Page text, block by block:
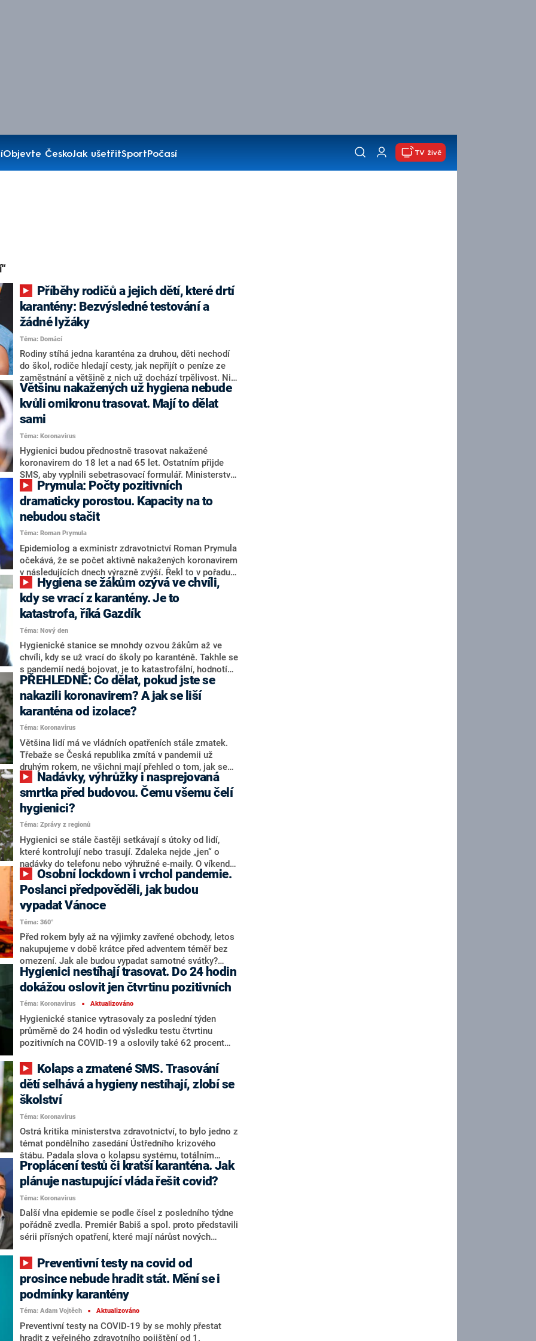
Objevte ČeskoJak ušetřitSportPočasí TV živě
karantény: Bezvýsledné testování a
žádné lyžáky
Téma: Domácí
Rodiny stíhá jedna karanténa za druhou, děti nechodí
do škol, rodiče hledají cesty, jak nepřijít o peníze ze
zaměstnání a většině z nich už dochází trpělivost. Nic
nefunguje a systém totálně selhává, shodují se
naštvaní rodiče a ptají se, k čemu je vlastně očkování,
když na něj nikdo nebere zřetel. Přinášíme vám mini
příběhy několika z vás, které ilustrují realitu těchto
dnů.
Většinu nakažených už hygiena nebude
kvůli omikronu trasovat. Mají to dělat
sami
Téma: Koronavirus
Hygienici budou přednostně trasovat nakažené
koronavirem do 18 let a nad 65 let. Ostatním přijde
SMS, aby vyplnili sebetrasovací formulář. Ministerstvo
zdravotnictví tak stanovilo prioritní skupiny pro případ
sílící vlny omikronu.
dramaticky porostou. Kapacity na to
nebudou stačit
Téma: Roman Prymula
Epidemiolog a exministr zdravotnictví Roman Prymula
očekává, že se počet aktivně nakažených koronavirem
v následujících dnech výrazně zvýší. Řekl to v pořadu
Nový den na CNN Prima NEWS. Nová vlna by ale podle
něj neměla mít dlouhého trvání díky proočkovanosti
třetí dávkou vakcíny.
kdy se vrací z karantény. Je to
katastrofa, říká Gazdík
Téma: Nový den
Hygienické stanice se mnohdy ozvou žákům až ve
chvíli, kdy se už vrací do školy po karanténě. Takhle se
s pandemií nedá bojovat, je to katastrofální, hodnotí
současný stav poslanec hnutí STAN a budoucí ministr
školství Petr Gazdík. Rovněž ho mrzí, že už se
nestihnou prodloužit vánoční prázdniny a že vláda v
demisi není nakloněna k dodatečnému testování dětí
ještě před svátky. V pořadu Nový den dodal, že s
končícím šéfem resortu školství Robertem Plagou (za
ANO) má v plánu po nástupu nového kabinetu
spolupracovat.
PŘEHLEDNĚ: Co dělat, pokud jste se
nakazili koronavirem? A jak se liší
karanténa od izolace?
Téma: Koronavirus
Většina lidí má ve vládních opatřeních stále zmatek.
Třebaže se Česká republika zmítá v pandemii už
druhým rokem, ne všichni mají přehled o tom, jak se
vlastně při nákaze koronavirem zachovat. Komu
zavolat a jak se nahlásit? Jaká pravidla platí pro
očkované, u kterých vyjde pozitivních test na covid? A
jaký je rozdíl mezi karanténou a izolací? Redakce
CNN Prima NEWS pro vás připravila velký přehled
současných pravidel.
smrtka před budovou. Čemu všemu čelí
hygienici?
Téma: Zprávy z regionů
Hygienici se stále častěji setkávají s útoky od lidí,
které kontrolují nebo trasují. Zdaleka nejde „jen“ o
nadávky do telefonu nebo výhružné e-maily. O víkendu
například někdo na dlažbu před budovou liberecké
hygienické stanice nasprejoval smrtku s injekční
stříkačkou.
Poslanci předpověděli, jak budou
vypadat Vánoce
Téma: 360°
Před rokem byly až na výjimky zavřené obchody, letos
nakupujeme v době krátce před adventem téměř bez
omezení. Jak ale budou vypadat samotné svátky?
Poslanci Tom Philipp (KDU-ČSL), Karla Maříková
(SPD) a Jiří Mašek (ANO) představili v pořadu 360° na
CNN Prima NEWS své predikce.
Hygienici nestíhají trasovat. Do 24 hodin
dokážou oslovit jen čtvrtinu pozitivních
Téma: Koronavirus ■ Aktualizováno
Hygienické stanice vytrasovaly za poslední týden
průměrně do 24 hodin od výsledku testu čtvrtinu
pozitivních na COVID-19 a oslovily také 62 procent
týdnu 1,96 rizikového kontaktu. Kraje se v rychlosti
trasování a počtu hlášených kontaktů výrazně liší.
Vyplývá to z dat o trasování z projektu Chytrá
karanténa. Od začátku října počty nově nakažených
opět výrazně rostou, v minulém týdnu dvakrát
překročily 14 tisíc pozitivně testovaných.
dětí selhává a hygieny nestíhají, zlobí se
školství
Téma: Koronavirus
Ostrá kritika ministerstva zdravotnictví, to bylo jedno z
témat pondělního zasedání Ústředního krizového
štábu. Padala slova o kolapsu systému, totálním
selhání či cíleném promořování žáků covidem.
Redakce CNN Prima NEWS má zápis z jednání k
dispozici.
Proplácení testů či kratší karanténa. Jak
plánuje nastupující vláda řešit covid?
Téma: Koronavirus
Další vlna epidemie se podle čísel z posledního týdne
pořádně zvedla. Premiér Babiš a spol. proto představili
sérii přísných opatření, které mají nárůst nových
dlouho budou platit. Připravovaná vláda Petra Fialy,
která by mohla ve Strakově akademii usednout během
příštích měsíců, má totiž na pandemický postup jiný
názor. Splní-li své sliby, například testy by mohly být
znovu proplácené pojišťovnami.
prosince nebude hradit stát. Mění se i
podmínky karantény
Téma: Adam Vojtěch ■ Aktualizováno
Preventivní testy na COVID-19 by se mohly přestat
hradit z veřejného zdravotního pojištění od 1.